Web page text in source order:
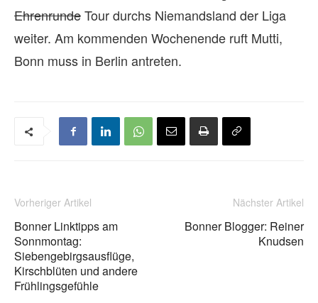
EhrenrundeTour durchs Niemandsland der Liga
weiter. Am kommenden Wochenende ruft Mutti,
Bonn muss in Berlin antreten.
Vorheriger Artikel
Bonner Linktipps am
Sonnmontag:
Siebengebirgsausflüge,
Kirschblüten und andere
Frühlingsgefühle
Nächster Artikel
Bonner Blogger: Reiner
Knudsen